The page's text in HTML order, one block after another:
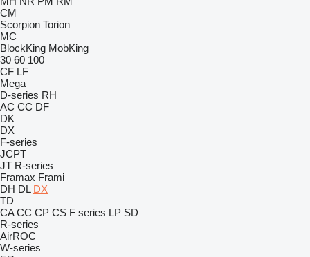
CM
Scorpion Torion
MC
BlockKing MobKing
30 60 100
CF LF
Mega
D-series RH
AC CC DF
DK
DX
F-series
JCPT
JT R-series
Framax Frami
DH DL DX
TD
CA CC CP CS F series LP SD
R-series
AirROC
W-series